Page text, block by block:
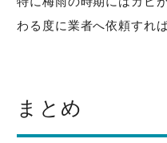
わる度に業者へ依頼すれ
まとめ